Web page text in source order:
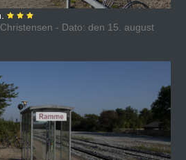
- Dato: den 15. august